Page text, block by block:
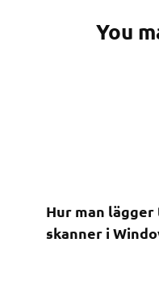
You
Hur man
skanner i